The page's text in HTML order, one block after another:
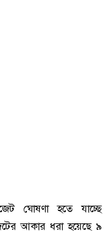
ঘোষণা হতে যাচ্ছে
আকার ধরা হয়েছে ৯